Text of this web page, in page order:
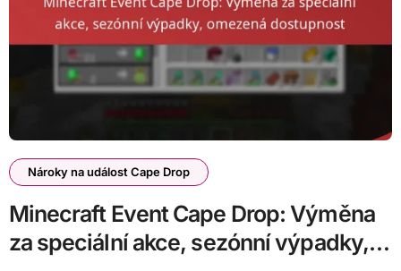
Nároky na událost Cape Drop
Minecraft Event Cape Drop: Výměna
za speciální akce, sezónní výpadky,